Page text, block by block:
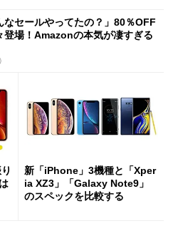
なセールやってたの？」80％OFF
登場！Amazonの本気が凄すぎる
新「iPhone」3機種と「Xper
ia XZ3」「Galaxy Note9」
のスペックを比較する